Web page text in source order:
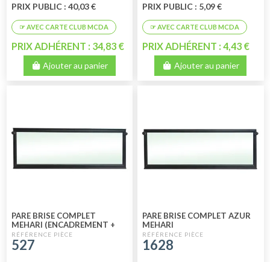
PRIX PUBLIC : 40,03 €
PRIX ADHÉRENT : 34,83 €
Ajouter au panier
PRIX PUBLIC : 5,09 €
PRIX ADHÉRENT : 4,43 €
Ajouter au panier
PARE BRISE COMPLET
MEHARI (ENCADREMENT +
VITRE)
527
PARE BRISE COMPLET AZUR
MEHARI
1628